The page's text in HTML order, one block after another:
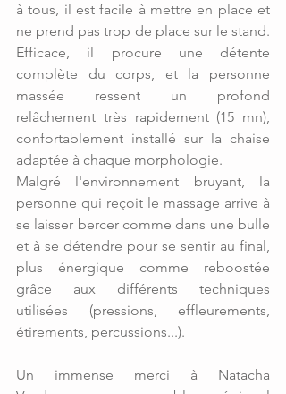
à tous, il est facile à mettre en place et
ne prend pas trop de place sur le stand.
Efficace, il procure une détente
complète du corps, et la personne
massée ressent un profond
relâchement très rapidement (15 mn),
confortablement installé sur la chaise
adaptée à chaque morphologie.
Malgré l'environnement bruyant, la
personne qui reçoit le massage arrive à
se laisser bercer comme dans une bulle
et à se détendre pour se sentir au final,
plus énergique comme reboostée
grâce aux différents techniques
utilisées (pressions, effleurements,
étirements, percussions...).
Un immense merci à Natacha